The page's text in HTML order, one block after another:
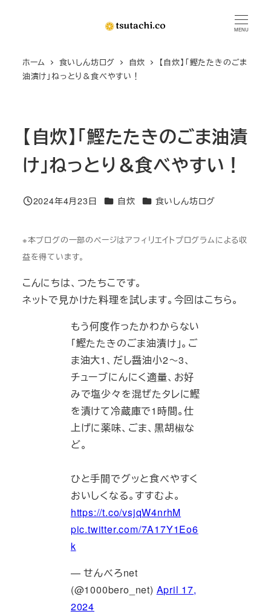
MENU
ホーム 食いしん坊ログ 自炊
【自炊】「鰹たたきのごま
油漬け」ねっとり＆食べやすい！
【自炊】「鰹たたきのごま油漬
け」ねっとり＆食べやすい！
投稿日
2024年4月23日 カテゴリー
自炊 カテゴリー
食いしん坊ログ
※本ブログの一部のページはアフィリエイトプログラムによる収
益を得ています。
こんにちは、つたちこです。
ネットで見かけた料理を試します。今回はこちら。
もう何度作ったかわからない
「鰹たたきのごま油漬け」。ご
ま油大1、だし醤油小2～3、
チューブにんにく適量、お好
みで塩少々を混ぜたタレに鰹
を漬けて冷蔵庫で1時間。仕
上げに薬味、ごま、黒胡椒な
ど。
ひと手間でグッと食べやすく
おいしくなる。すすむよ。
https://t.co/vsjqW4nrhM
pic.twitter.com/7A17Y1Eo6
k
— せんべろnet
(@1000bero_net) April 17,
2024